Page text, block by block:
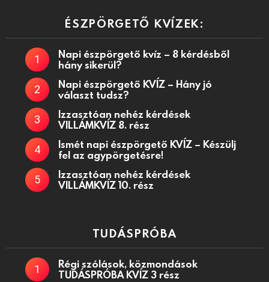
ÉSZPÖRGETŐ KVÍZEK:
Napi észpörgető kvíz – 8 kérdésből
hány sikerül?
Napi észpörgető KVÍZ – Hány jó
választ tudsz?
Izzasztóan nehéz kérdések
VILLÁMKVÍZ 8. rész
Ismét napi észpörgető KVÍZ – Készülj
fel az agypörgetésre!
Izzasztóan nehéz kérdések
VILLÁMKVÍZ 10. rész
TUDÁSPRÓBA
Régi szólások, közmondások
TUDÁSPRÓBA KVÍZ 3 rész